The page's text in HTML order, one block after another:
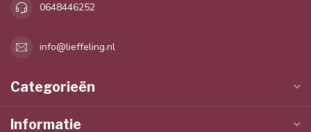
0648446252
info@lieffeling.nl
Categorieën
Informatie